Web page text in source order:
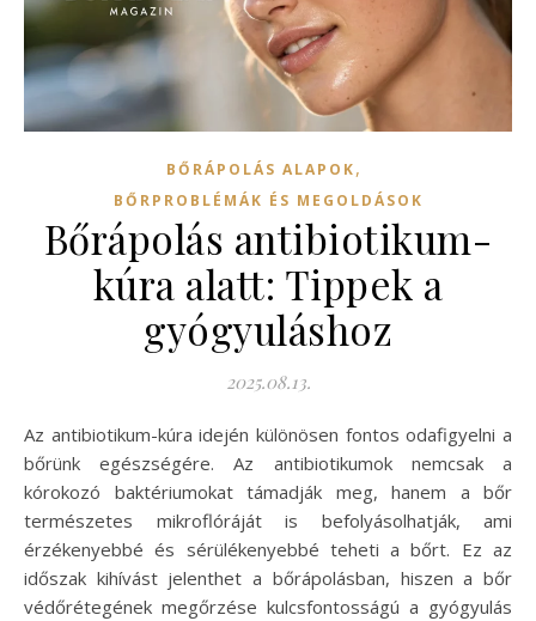
BŐRÁPOLÁS ALAPOK,
BŐRPROBLÉMÁK ÉS MEGOLDÁSOK
Bőrápolás antibiotikum-
kúra alatt: Tippek a
gyógyuláshoz
2025.08.13.
Az antibiotikum-kúra idején különösen fontos odafigyelni a
bőrünk egészségére. Az antibiotikumok nemcsak a
kórokozó baktériumokat támadják meg, hanem a bőr
természetes mikroflóráját is befolyásolhatják, ami
érzékenyebbé és sérülékenyebbé teheti a bőrt. Ez az
időszak kihívást jelenthet a bőrápolásban, hiszen a bőr
védőrétegének megőrzése kulcsfontosságú a gyógyulás